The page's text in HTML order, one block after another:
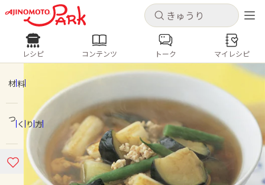
キャンセル
ログインするとレシピを保存できます
ログイン
ホーム
コンテンツ
キャンセル
レシピ コンテンツ
人気の食材・レシピ
きゅうり なす トマト
とうもろこし
ピーマン
みょうが ゴーヤ
レシピ コンテンツ トーク マイレシピ
材料
つくり方